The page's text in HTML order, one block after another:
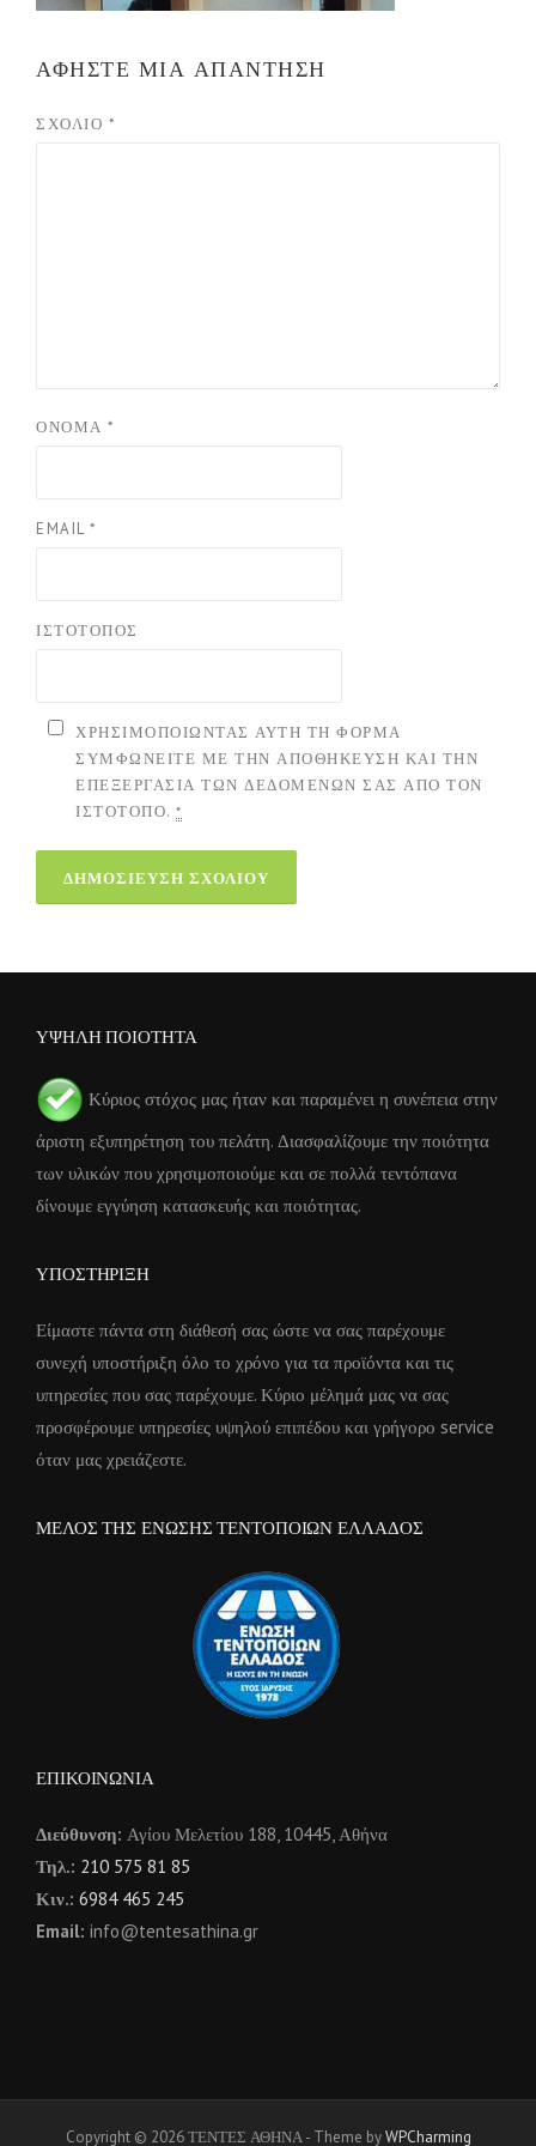
ΑΦΉΣΤΕ ΜΙΑ ΑΠΆΝΤΗΣΗ
ΣΧΌΛΙΟ *
ΌΝΟΜΑ *
EMAIL *
ΙΣΤΌΤΟΠΟΣ
ΧΡΗΣΙΜΟΠΟΙΏΝΤΑΣ ΑΥΤΉ ΤΗ ΦΌΡΜΑ
ΣΥΜΦΩΝΕΊΤΕ ΜΕ ΤΗΝ ΑΠΟΘΉΚΕΥΣΗ ΚΑΙ ΤΗΝ
ΕΠΕΞΕΡΓΑΣΊΑ ΤΩΝ ΔΕΔΟΜΈΝΩΝ ΣΑΣ ΑΠΌ ΤΟΝ
ΙΣΤΌΤΟΠΟ. *
ΥΨΗΛΗ ΠΟΙΟΤΗΤΑ
Κύριος στόχος μας ήταν και παραμένει η συνέπεια στην
άριστη εξυπηρέτηση του πελάτη. Διασφαλίζουμε την ποιότητα
των υλικών που χρησιμοποιούμε και σε πολλά τεντόπανα
δίνουμε εγγύηση κατασκευής και ποιότητας.
ΥΠΟΣΤΗΡΙΞΗ
Είμαστε πάντα στη διάθεσή σας ώστε να σας παρέχουμε
συνεχή υποστήριξη όλο το χρόνο για τα προϊόντα και τις
υπηρεσίες που σας παρέχουμε. Κύριο μέλημά μας να σας
προσφέρουμε υπηρεσίες υψηλού επιπέδου και γρήγορο service
όταν μας χρειάζεστε.
ΜΕΛΟΣ ΤΗΣ ΕΝΩΣΗΣ ΤΕΝΤΟΠΟΙΩΝ ΕΛΛΑΔΟΣ
ΕΠΙΚΟΙΝΩΝΙΑ
Διεύθυνση: Αγίου Μελετίου 188, 10445, Αθήνα
Τηλ.: 210 575 81 85
Κιν.: 6984 465 245
Email: info@tentesathina.gr
Copyright © 2026 ΤΕΝΤΕΣ ΑΘΗΝΑ - Theme byWPCharming